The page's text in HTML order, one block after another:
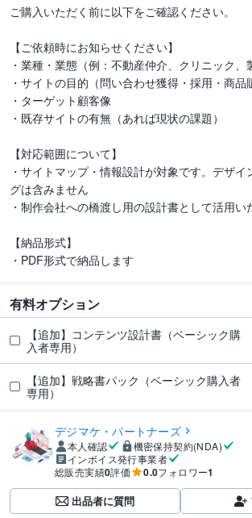
ご購入いただく前に以下をご確認ください。
【ご依頼時にお知らせください】
・業種・業態（例：不動産仲介、クリニック、
・サイトの目的（問い合わせ獲得・採用・商品
・ターゲット顧客像
・既存サイトの有無（あれば現状の課題）
【対応範囲について】
・サイトマップ・情報設計が対象です。デザ
グは含みません
・制作会社への橋渡し用の設計書として活用い
【納品形式】
・PDF形式で納品します
有料オプション
【追加】コンテンツ設計書（ベーシック購
入者専用）
【追加】戦略書パック（ベーシック購入者
専用）
デジマケ・パートナーズ
本人確認
機密保持契約(NDA)
インボイス発行事業者
総販売実績0評価 0.0フォロワー1
出品者に質問